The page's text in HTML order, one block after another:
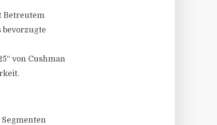
Betreutem
bevorzugte
von Cushman